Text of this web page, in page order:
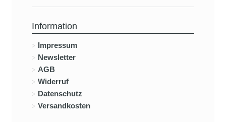
Information
Impressum
Newsletter
AGB
Widerruf
Datenschutz
Versandkosten